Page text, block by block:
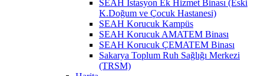
SEAH İstasyon Ek Hizmet Binası (Eski
K.Doğum ve Çocuk Hastanesi)
SEAH Korucuk Kampüs
SEAH Korucuk AMATEM Binası
SEAH Korucuk ÇEMATEM Binası
Sakarya Toplum Ruh Sağlığı Merkezi
(TRSM)